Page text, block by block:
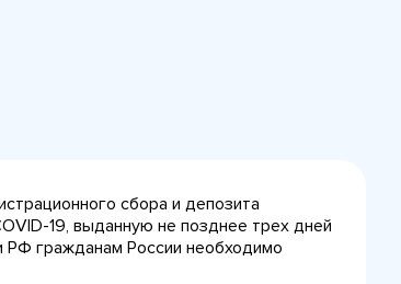
сбора и депозита
19, выданную не позднее трех дней
РФ гражданам России необходимо